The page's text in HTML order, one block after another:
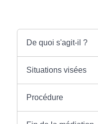
De quoi s'agit-il ?
Situations visées
Procédure